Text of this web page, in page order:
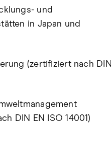
und
in Japan und
(zertifiziert nach DIN
DIN EN ISO 14001)